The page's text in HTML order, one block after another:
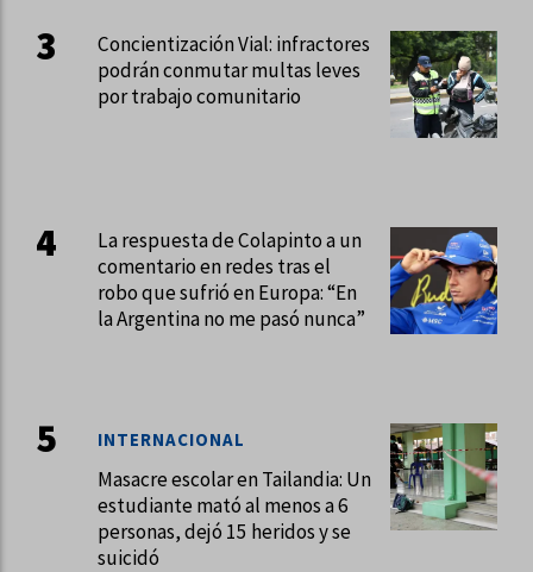
Concientización Vial: infractores
podrán conmutar multas leves
por trabajo comunitario
La respuesta de Colapinto a un
comentario en redes tras el
robo que sufrió en Europa: “En
la Argentina no me pasó nunca”
Masacre escolar en Tailandia: Un
estudiante mató al menos a 6
personas, dejó 15 heridos y se
suicidó
INTERNACIONAL